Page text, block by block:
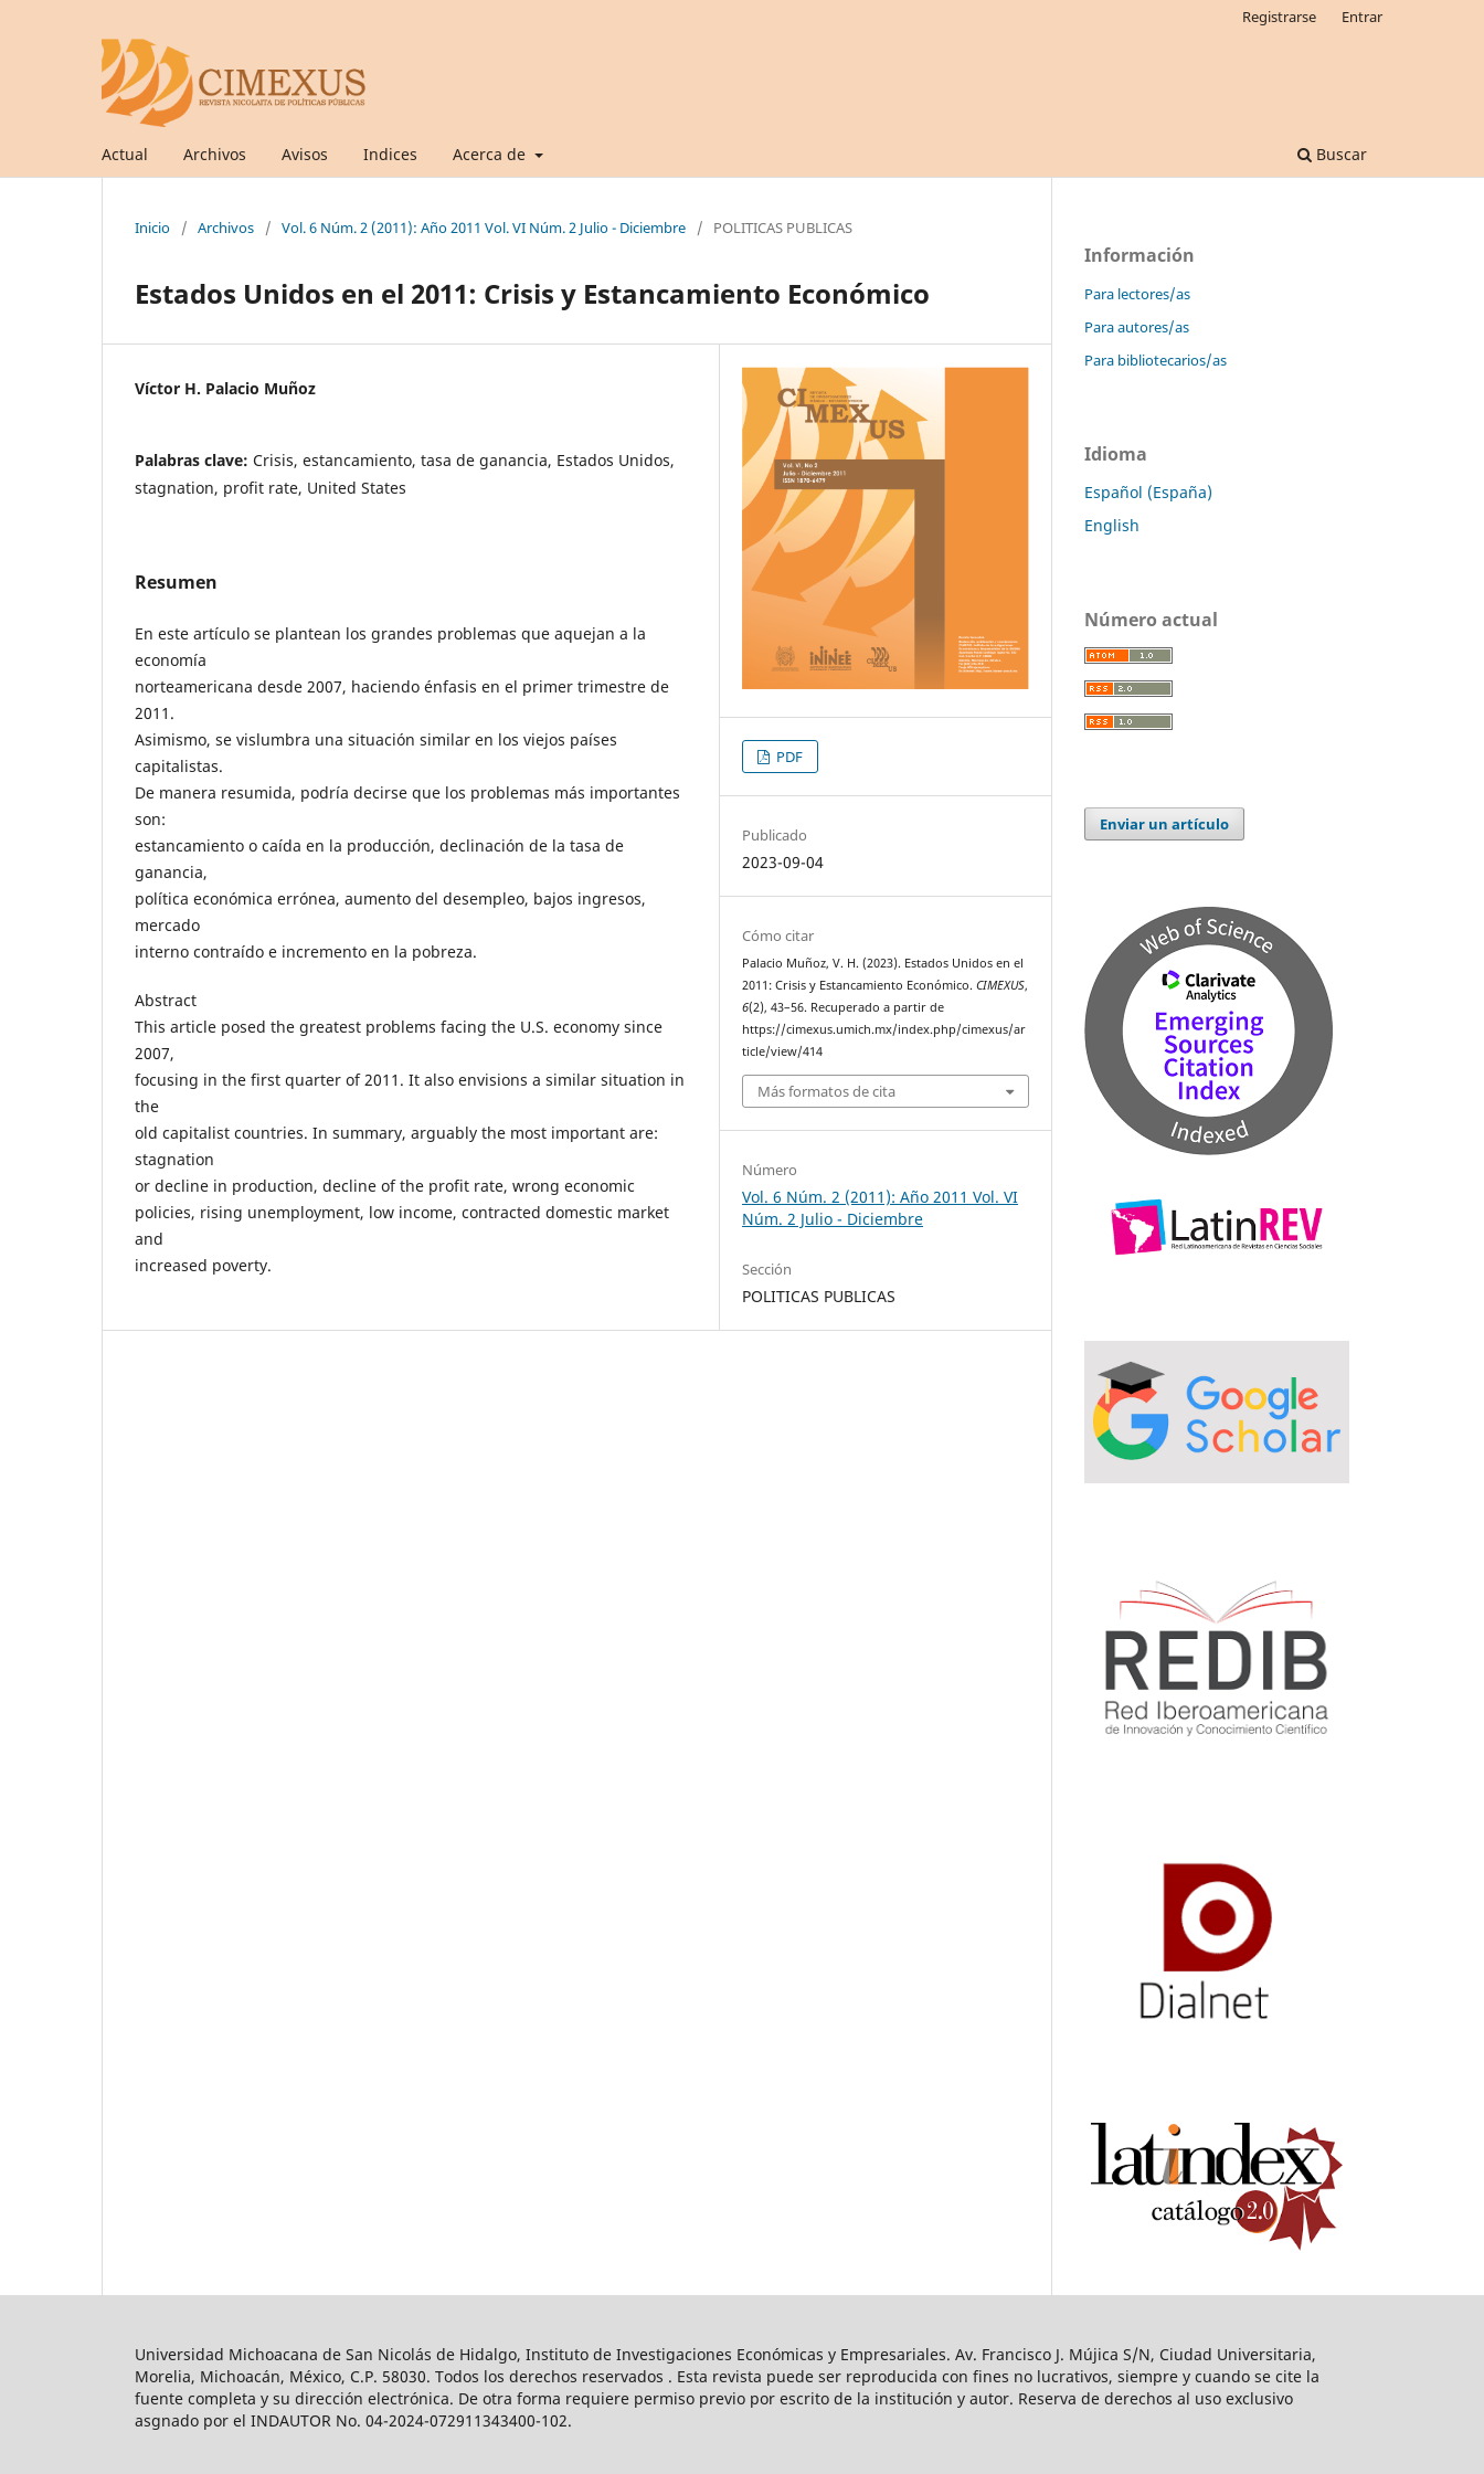
Actual Archivos Avisos Indices Acerca de Buscar
Registrarse Entrar
Inicio / Archivos / Vol. 6 Núm. 2 (2011): Año 2011 Vol. VI Núm. 2 Julio - Diciembre / POLITICAS PUBLICAS
Estados Unidos en el 2011: Crisis y Estancamiento Económico
Víctor H. Palacio Muñoz
Palabras clave: Crisis, estancamiento, tasa de ganancia, Estados Unidos,
stagnation, profit rate, United States
Resumen
En este artículo se plantean los grandes problemas que aquejan a la
economía
norteamericana desde 2007, haciendo énfasis en el primer trimestre de
2011.
Asimismo, se vislumbra una situación similar en los viejos países
capitalistas.
De manera resumida, podría decirse que los problemas más importantes
son:
estancamiento o caída en la producción, declinación de la tasa de
ganancia,
política económica errónea, aumento del desempleo, bajos ingresos,
mercado
interno contraído e incremento en la pobreza.
Abstract
This article posed the greatest problems facing the U.S. economy since
2007,
focusing in the first quarter of 2011. It also envisions a similar situation in
the
old capitalist countries. In summary, arguably the most important are:
stagnation
or decline in production, decline of the profit rate, wrong economic
policies, rising unemployment, low income, contracted domestic market
and
increased poverty.
PDF
Publicado
2023-09-04
Cómo citar
Palacio Muñoz, V. H. (2023). Estados Unidos en el
2011: Crisis y Estancamiento Económico.CIMEXUS,
6(2), 43–56. Recuperado a partir de
https://cimexus.umich.mx/index.php/cimexus/ar
ticle/view/414
Más formatos de cita
Número
Vol. 6 Núm. 2 (2011): Año 2011 Vol. VI
Núm. 2 Julio - Diciembre
Sección
POLITICAS PUBLICAS
Información
Para lectores/as
Para autores/as
Para bibliotecarios/as
Idioma
Español (España)
English
Número actual
Enviar un artículo
Universidad Michoacana de San Nicolás de Hidalgo, Instituto de Investigaciones Económicas y Empresariales. Av. Francisco J. Mújica S/N, Ciudad Universitaria,
Morelia, Michoacán, México, C.P. 58030. Todos los derechos reservados . Esta revista puede ser reproducida con fines no lucrativos, siempre y cuando se cite la
fuente completa y su dirección electrónica. De otra forma requiere permiso previo por escrito de la institución y autor. Reserva de derechos al uso exclusivo
asgnado por el INDAUTOR No. 04-2024-072911343400-102.